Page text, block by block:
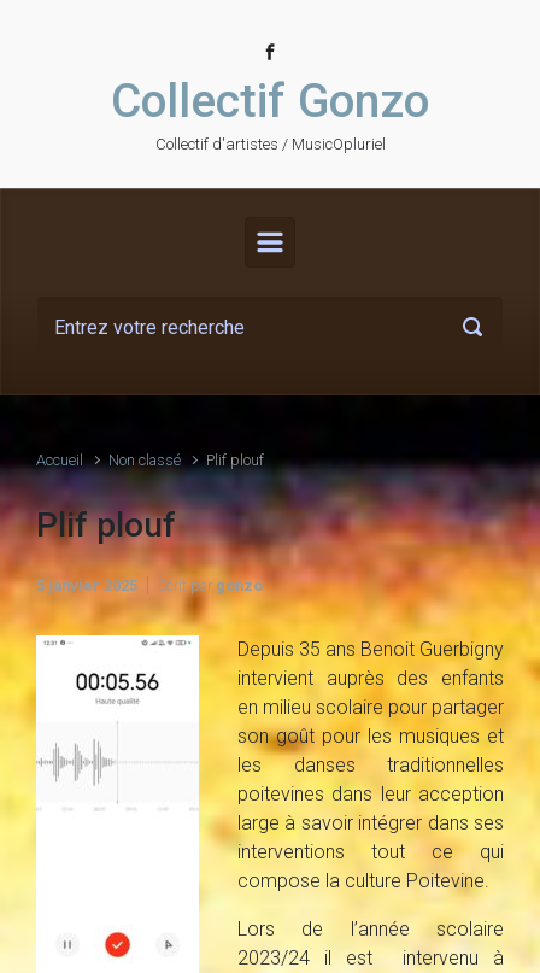
Collectif Gonzo
Collectif d'artistes / MusicOpluriel
Accueil Non classé Plif plouf
Plif plouf
5 janvier 2025 Ecrit par gonzo
Depuis 35 ans Benoit Guerbigny
intervient auprès des enfants
en milieu scolaire pour partager
son goût pour les musiques et
les danses traditionnelles
poitevines dans leur acception
large à savoir intégrer dans ses
interventions tout ce qui
compose la culture Poitevine.
Lors de l’année scolaire
2023/24 il est intervenu à